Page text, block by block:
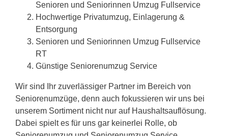
Senioren und Seniorinnen Umzug Fullservice
Hochwertige Privatumzug, Einlagerung &
Entsorgung
Senioren und Seniorinnen Umzug Fullservice
RT
Günstige Seniorenumzug Service
Wir sind Ihr zuverlässiger Partner im Bereich von
Seniorenumzüge, denn auch fokussieren wir uns bei
unserem Sortiment nicht nur auf Haushaltsauflösung.
Dabei spielt es für uns gar keinerlei Rolle, ob